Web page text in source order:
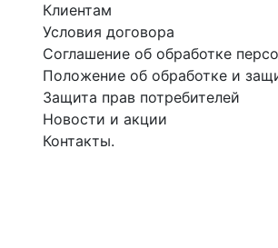
Клиентам
Условия договора
Соглашение об обработке
Положение об обработке и
Защита прав потребителей
Новости и акции
Контакты.